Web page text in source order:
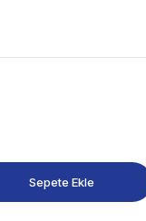
Sepete Ekle